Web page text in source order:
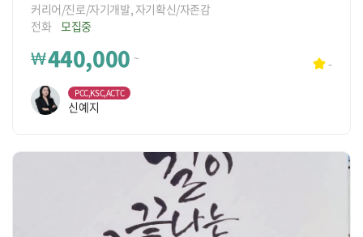
커리어/진로/자기개발, 자기확신/자존감
전화 모집중
₩440,000 ~ -
PCC,KSC,ACTC
신예지